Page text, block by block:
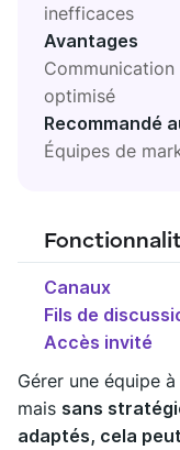
Visiter
inefficaces
Avantages
optimisé
Recommandé
Équipes de
Canaux
Fils de
Accès invité
Gérer une équipe
mais sans
adaptés, cela